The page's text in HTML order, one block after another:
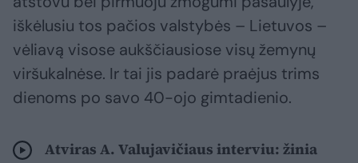
iškėlusiu tos pačios valstybės – Lietuvos –
vėliavą visose aukščiausiose visų žemynų
viršukalnėse. Ir tai jis padarė praėjus trims
dienoms po savo 40-ojo gimtadienio.
Atviras A. Valujavičiaus interviu: žinia